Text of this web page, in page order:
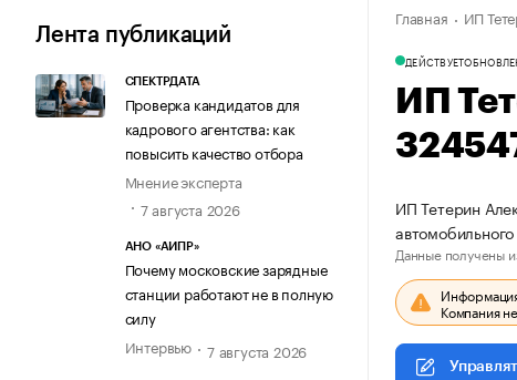
Технологии и медиа Рынок наличной валюты
Лента публикаций
СПЕКТРДАТА
Проверка кандидатов для
кадрового агентства: как
повысить качество отбора
Мнение эксперта
7 августа 2026
АНО «АИПР»
Почему московские зарядные
станции работают не в полную
силу
Интервью
7 августа 2026
Главная ИП
ДЕЙСТВУЕТ
ИП
ИП Тетерин
Данные получены
Компания